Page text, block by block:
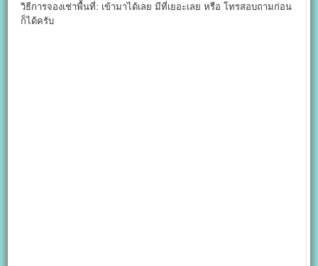
วิธีการจองเช่าพื้นที่: เข้ามาได้เลย มีที่เยอะเลย หรือ โทรสอบถามก่อน
ก็ได้ครับ